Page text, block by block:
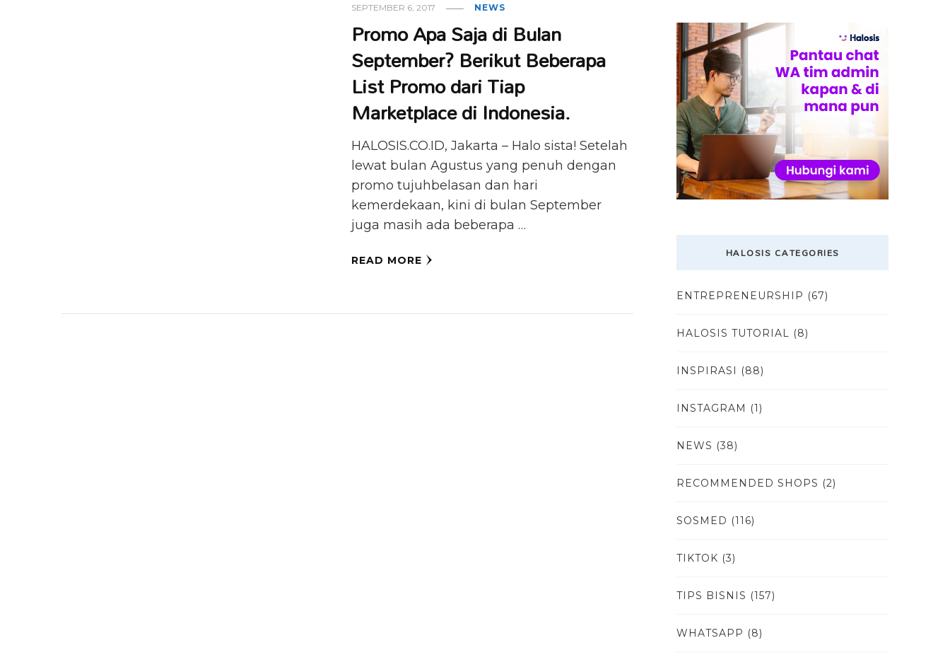
SEPTEMBER 6, 2017 NEWS
Promo Apa Saja di Bulan
September? Berikut Beberapa
List Promo dari Tiap
Marketplace di Indonesia.
HALOSIS.CO.ID, Jakarta – Halo sista! Setelah
lewat bulan Agustus yang penuh dengan
promo tujuhbelasan dan hari
kemerdekaan, kini di bulan September
juga masih ada beberapa …
READ MORE HALOSIS CATEGORIES
ENTREPRENEURSHIP (67)
HALOSIS TUTORIAL (8)
INSPIRASI (88)
INSTAGRAM (1)
NEWS (38)
RECOMMENDED SHOPS (2)
SOSMED (116)
TIKTOK (3)
TIPS BISNIS (157)
WHATSAPP (8)